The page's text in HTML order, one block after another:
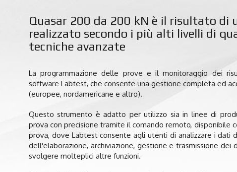
Quasar 200 da 200 kN è il risultato di
realizzato secondo i più alti livelli di
tecniche avanzate
La programmazione delle prove e il monitoraggio dei
software Labtest, che consente una gestione completa ed
(europee, nordamericane e altro).
Questo strumento è adatto per utilizzo sia in linee di
prova con precisione tramite il comando remoto, disponibile
prova, dove Labtest consente agli utenti di analizzare i
dell'elaborazione, archiviazione, gestione e trasmissione
svolgere molteplici altre funzioni.